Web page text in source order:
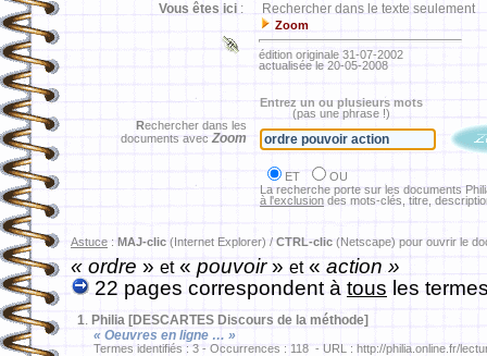
Vous êtes ici : Rechercher dans le texte seulement
Zoom
édition originale 31-07-2002
actualisée le 20-05-2008
Rechercher dans les
documents avec Zoom
Entrez un ou plusieurs mots
(pas une phrase !)
ET
OU
La recherche porte sur les documents
à l'exclusion des mots-clés, titre,
Astuce : MAJ-clic (Internet Explorer) / CTRL-clic (Netscape) pour ouvrir le
« ordre » et« pouvoir» et« action »
22 pages correspondent à tous les
1. Philia [DESCARTES Discours de la méthode]
« Oeuvres en ligne … »
Termes identifiés : 3 - Occurrences : 118 - URL : http://philia.online.fr/